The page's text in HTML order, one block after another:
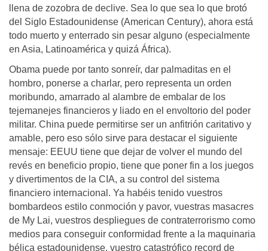
llena de zozobra de declive. Sea lo que sea lo que brotó
del Siglo Estadounidense (American Century), ahora está
todo muerto y enterrado sin pesar alguno (especialmente
en Asia, Latinoamérica y quizá África).
Obama puede por tanto sonreír, dar palmaditas en el
hombro, ponerse a charlar, pero representa un orden
moribundo, amarrado al alambre de embalar de los
tejemanejes financieros y liado en el envoltorio del poder
militar. China puede permitirse ser un anfitrión caritativo y
amable, pero eso sólo sirve para destacar el siguiente
mensaje: EEUU tiene que dejar de volver el mundo del
revés en beneficio propio, tiene que poner fin a los juegos
y divertimentos de la CIA, a su control del sistema
financiero internacional. Ya habéis tenido vuestros
bombardeos estilo conmoción y pavor, vuestras masacres
de My Lai, vuestros despliegues de contraterrorismo como
medios para conseguir conformidad frente a la maquinaria
bélica estadounidense, vuestro catastrófico record de